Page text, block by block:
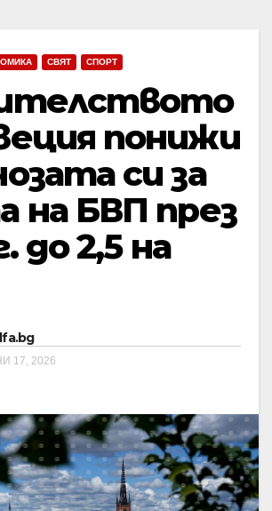
СВЯТ СПОРТ
понижи
си за
на БВП през
до 2,5 на
17, 2026